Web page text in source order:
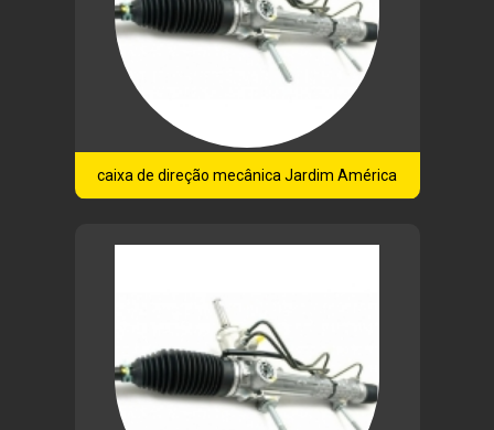
caixa de direção mecânica Jardim América